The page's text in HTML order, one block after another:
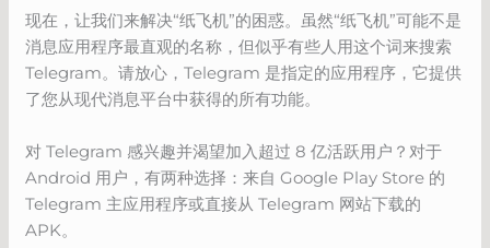
现在，让我们来解决“纸飞机”的困惑。虽然“纸飞机”可能不是
消息应用程序最直观的名称，但似乎有些人用这个词来搜索
Telegram。请放心，Telegram 是指定的应用程序，它提供
了您从现代消息平台中获得的所有功能。
对 Telegram 感兴趣并渴望加入超过 8 亿活跃用户？对于
Android 用户，有两种选择：来自 Google Play Store 的
Telegram 主应用程序或直接从 Telegram 网站下载的
APK。